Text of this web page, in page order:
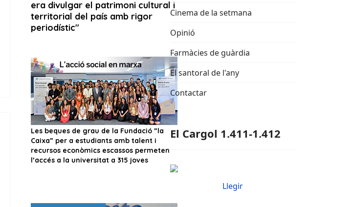
Cinema de la setmana
Opinió
Farmàcies de guàrdia
El santoral de l'any
Contactar
El Cargol 1.411-1.412
Llegir